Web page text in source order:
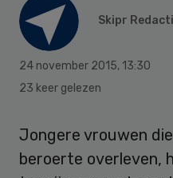
Skipr
24 november 2015, 13:30
23 keer gelezen
Jongere vrouwen
beroerte overleven,